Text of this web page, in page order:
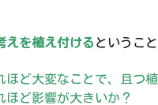
えを植え付ける ということ
ほど大変なことで、且つ
ほど影響が大きいか？